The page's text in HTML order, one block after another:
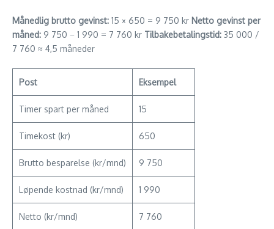
Månedlig brutto gevinst: 15 × 650 = 9 750 kr Netto gevinst per
måned: 9 750 − 1 990 = 7 760 kr Tilbakebetalingstid: 35 000 /
7 760 ≈ 4,5 måneder
Post Eksempel
Timer spart per måned 15
Timekost (kr) 650
Brutto besparelse (kr/mnd) 9 750
Løpende kostnad (kr/mnd) 1 990
Netto (kr/mnd) 7 760